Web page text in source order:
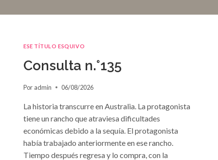
ESE TÍTULO ESQUIVO
Consulta n.°135
Por admin 06/08/2026
La historia transcurre en Australia. La protagonista
tiene un rancho que atraviesa dificultades
económicas debido a la sequía. El protagonista
había trabajado anteriormente en ese rancho.
Tiempo después regresa y lo compra, con la